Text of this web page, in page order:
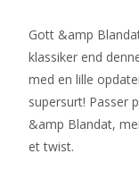
Gott &amp
klassiker end
med en lille
supersurt! Passer
&amp Blandat,
et twist.